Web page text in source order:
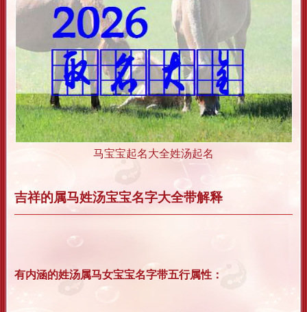
马宝宝起名大全姓汤起名
吉祥的属马姓汤宝宝名字大全带解释
有内涵的姓汤属马女宝宝名字带五行属性：